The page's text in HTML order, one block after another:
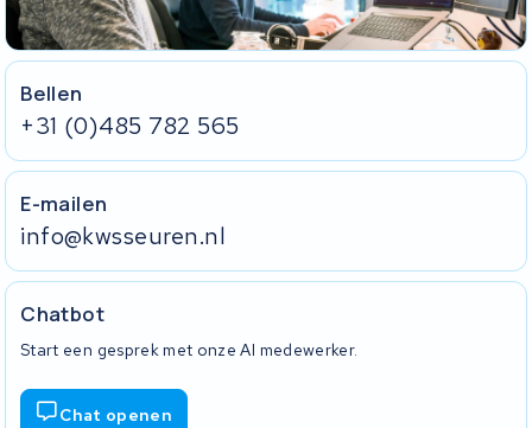
Bellen
+31 (0)485 782 565
E-mailen
info@kwsseuren.nl
Chatbot
Start een gesprek met onze AI medewerker.
Chat openen